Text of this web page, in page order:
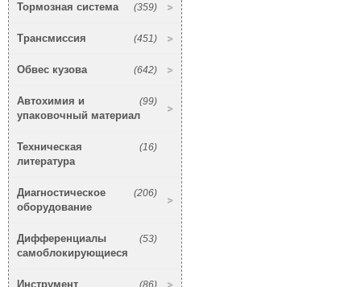
(359)
Тормозная система
(451)
Трансмиссия
(642)
Обвес кузова
(99)
Автохимия и
упаковочный материал
(16)
Техническая
литература
(206)
Диагностическое
оборудование
(53)
Дифференциалы
самоблокирующиеся
(86)
Инструмент